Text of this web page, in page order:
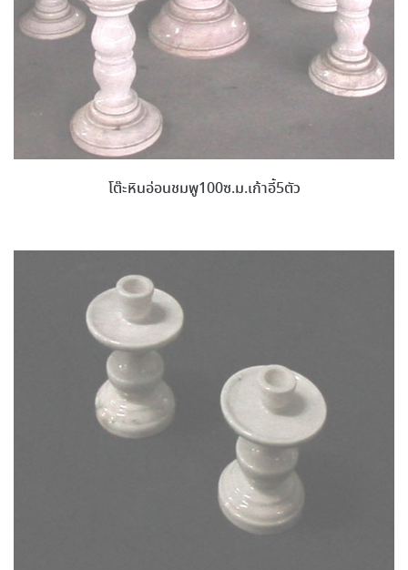
โต๊ะหินอ่อนชมพู100ซ.ม.เก้าอี้5ตัว